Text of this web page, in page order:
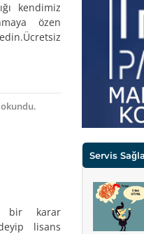
kendimiz
özen
okundu.
bir karar
lisans
Servis